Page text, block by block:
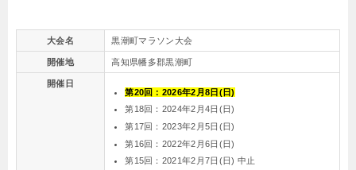
大会名 黒潮町マラソン大会
開催地 高知県幡多郡黒潮町
開催日
第20回：2026年2月8日(日)
第18回：2024年2月4日(日)
第17回：2023年2月5日(日)
第16回：2022年2月6日(日)
第15回：2021年2月7日(日) 中止